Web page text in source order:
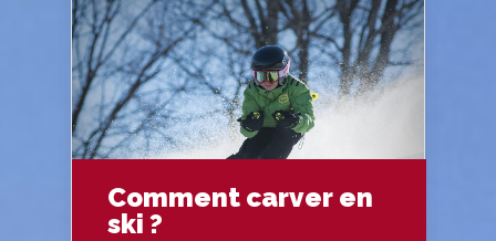
Comment carver en
ski ?